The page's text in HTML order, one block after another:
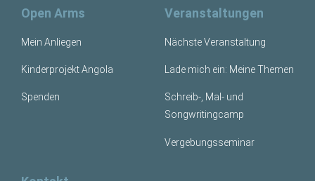
Open Arms
Mein Anliegen
Kinderprojekt Angola
Spenden
Veranstaltungen
Nächste Veranstaltung
Lade mich ein: Meine Themen
Schreib-, Mal- und
Songwritingcamp
Vergebungsseminar